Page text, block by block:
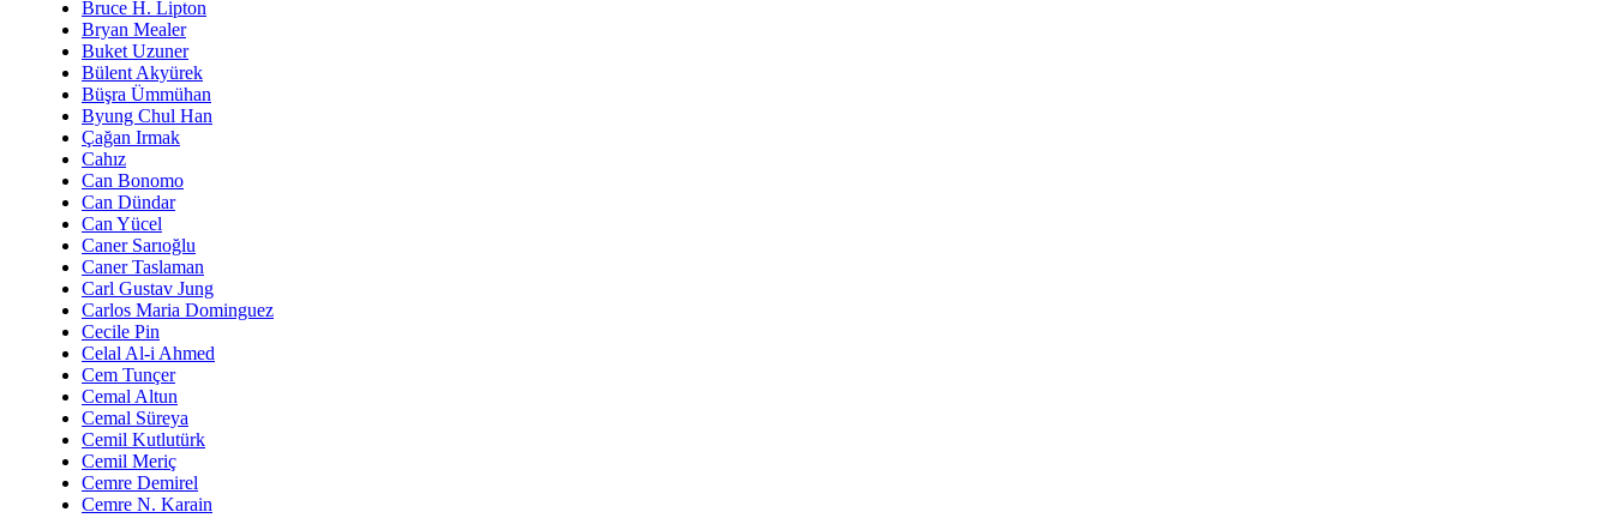
Bruce H. Lipton
Bryan Mealer
Buket Uzuner
Bülent Akyürek
Büşra Ümmühan
Byung Chul Han
Çağan Irmak
Cahız
Can Bonomo
Can Dündar
Can Yücel
Caner Sarıoğlu
Caner Taslaman
Carl Gustav Jung
Carlos Maria Dominguez
Cecile Pin
Celal Al-i Ahmed
Cem Tunçer
Cemal Altun
Cemal Süreya
Cemil Kutlutürk
Cemil Meriç
Cemre Demirel
Cemre N. Karain